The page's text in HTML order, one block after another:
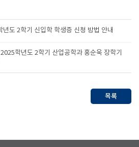
년도 2학기 신입학 학생증 신청 방법 안내
학년도 2학기 산업공학과 홍순욱 장학기
목록